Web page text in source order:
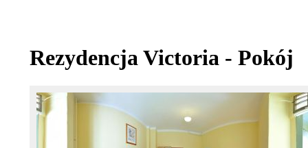
Rezydencja Victoria - Pokój